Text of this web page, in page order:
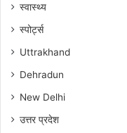
स्वास्थ्य
स्पोर्ट्स
Uttrakhand
Dehradun
New Delhi
उत्तर प्रदेश